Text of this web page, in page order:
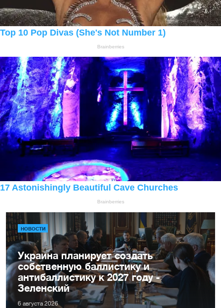
НОВОСТИ
Украина планирует создать
собственную баллистику и
антибаллистику к 2027 году -
Зеленский
6 августа 2026